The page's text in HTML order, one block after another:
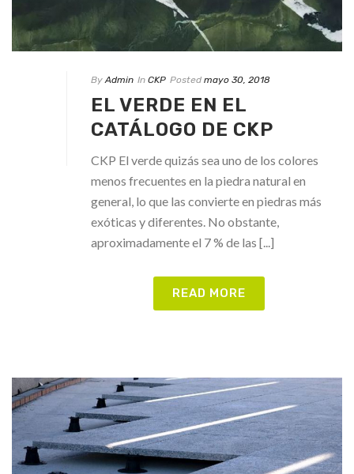
By Admin In CKP Posted mayo 30, 2018
EL VERDE EN EL
CATÁLOGO DE CKP
CKP El verde quizás sea uno de los colores
menos frecuentes en la piedra natural en
general, lo que las convierte en piedras más
exóticas y diferentes. No obstante,
aproximadamente el 7 % de las [...]
READ MORE